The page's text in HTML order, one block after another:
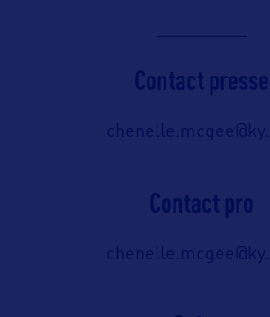
Contact presse
Contact pro